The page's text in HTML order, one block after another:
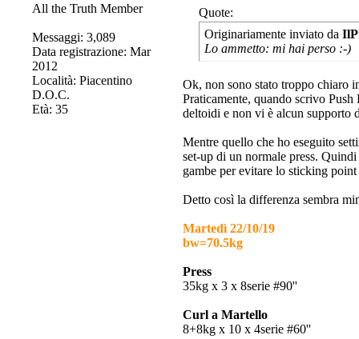
All the Truth Member
Messaggi: 3,089
Data registrazione: Mar
2012
Località: Piacentino
D.O.C.
Età: 35
Quote:
Originariamente inviato da
Lo ammetto: mi hai perso :-)
Ok, non sono stato troppo chiaro
Praticamente, quando scrivo
deltoidi e non vi è alcun supporto
Mentre quello che ho eseguito
set-up di un normale press.
gambe per evitare lo sticking
Detto così la differenza sembra
Martedì 22/10/19
bw=70.5kg
Press
35kg x 3 x 8serie #90''
Curl a Martello
8+8kg x 10 x 4serie #60''